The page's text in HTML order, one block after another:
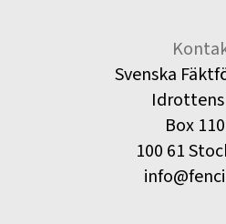
Svenska
Box
100 61